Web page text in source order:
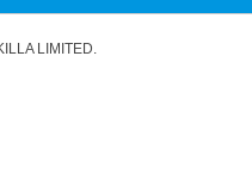
LIMITED.